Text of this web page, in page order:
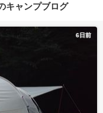
キャンプブログ
6日前